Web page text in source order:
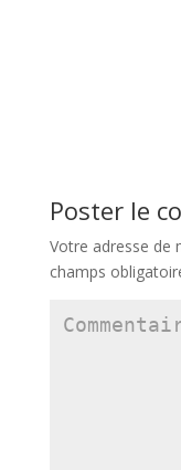
Poster le
Votre adresse de
champs